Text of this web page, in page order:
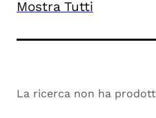
Mostra Tutti
La ricerca non ha